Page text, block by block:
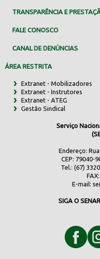
TRANSPARÊNCIA E
FALE CONOSCO
CANAL DE DENÚNCIAS
ÁREA RESTRITA
Extranet - Mobilizadores
Extranet - Instrutores
Extranet - ATEG
Gestão Sindical
Serviço
Endereço:
CEP: 79040-
Tel.: (67)
E-mail:
SIGA O